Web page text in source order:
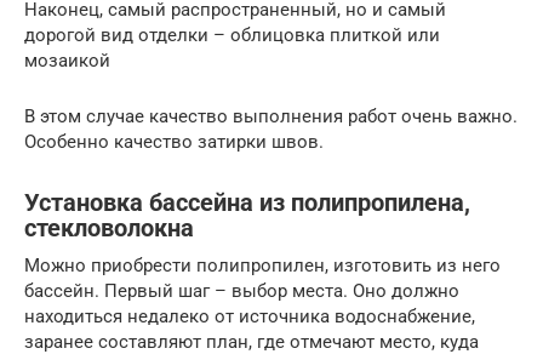
Наконец, самый распространенный, но и самый
дорогой вид отделки – облицовка плиткой или
мозаикой
В этом случае качество выполнения работ очень важно.
Особенно качество затирки швов.
Установка бассейна из полипропилена,
стекловолокна
Можно приобрести полипропилен, изготовить из него
бассейн. Первый шаг – выбор места. Оно должно
находиться недалеко от источника водоснабжение,
заранее составляют план, где отмечают место, куда